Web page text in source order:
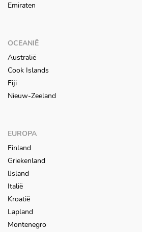
Emiraten
OCEANIË
Australië
Cook Islands
Fiji
Nieuw-Zeeland
EUROPA
Finland
Griekenland
IJsland
Italië
Kroatië
Lapland
Montenegro